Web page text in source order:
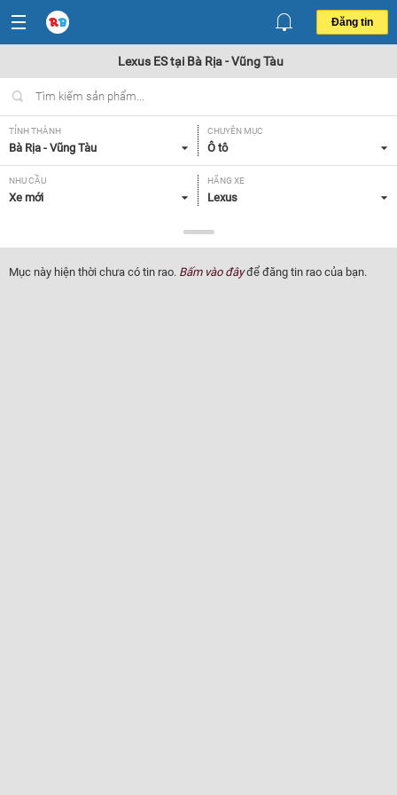
Đăng tin
Lexus ES tại Bà Rịa - Vũng Tàu
TỈNH THÀNH
Bà Rịa - Vũng Tàu
CHUYÊN MỤC
Ô tô
NHU CẦU
Xe mới
HÃNG XE
Lexus
ES
NĂM SẢN XUẤT
Tất cả
GIÁ XE XUẤT XỨ
Mục này hiện thời chưa có tin rao. Bấm vào đâyđể đăng tin rao của bạn.